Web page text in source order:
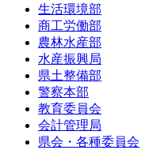
生活環境部
商工労働部
農林水産部
水産振興局
県土整備部
警察本部
教育委員会
会計管理局
県会・各種委員会